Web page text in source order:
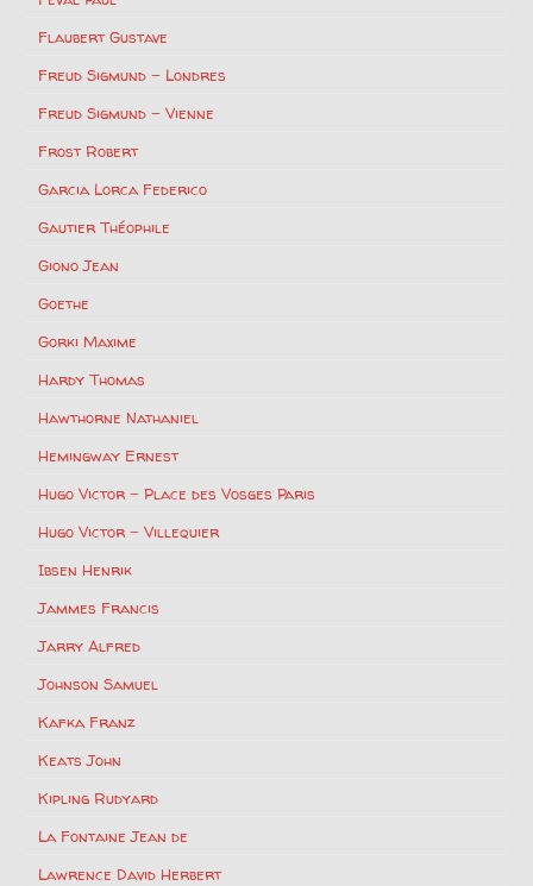
Flaubert Gustave
Freud Sigmund – Londres
Freud Sigmund – Vienne
Frost Robert
Garcia Lorca Federico
Gautier Théophile
Giono Jean
Goethe
Gorki Maxime
Hardy Thomas
Hawthorne Nathaniel
Hemingway Ernest
Hugo Victor – Place des Vosges Paris
Hugo Victor – Villequier
Ibsen Henrik
Jammes Francis
Jarry Alfred
Johnson Samuel
Kafka Franz
Keats John
Kipling Rudyard
La Fontaine Jean de
Lawrence David Herbert